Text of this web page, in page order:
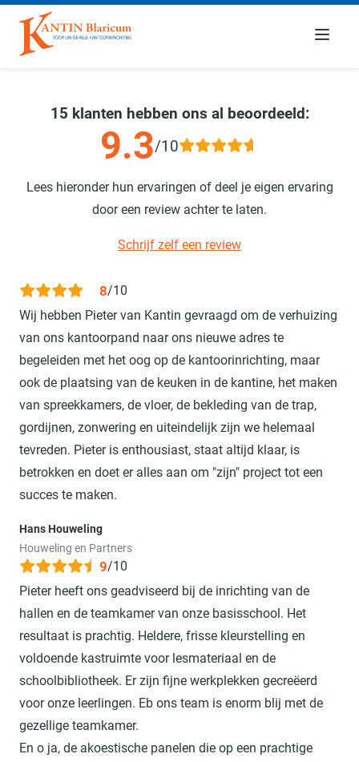
Menu
15 klanten hebben ons al beoordeeld:
9.3/10
Lees hieronder hun ervaringen of deel je eigen ervaring
door een review achter te laten.
Schrijf zelf een review
8/10
Wij hebben Pieter van Kantin gevraagd om de verhuizing
van ons kantoorpand naar ons nieuwe adres te
begeleiden met het oog op de kantoorinrichting, maar
ook de plaatsing van de keuken in de kantine, het maken
van spreekkamers, de vloer, de bekleding van de trap,
gordijnen, zonwering en uiteindelijk zijn we helemaal
tevreden. Pieter is enthousiast, staat altijd klaar, is
betrokken en doet er alles aan om "zijn" project tot een
succes te maken.
Hans Houweling
Houweling en Partners
9/10
Pieter heeft ons geadviseerd bij de inrichting van de
hallen en de teamkamer van onze basisschool. Het
resultaat is prachtig. Heldere, frisse kleurstelling en
voldoende kastruimte voor lesmateriaal en de
schoolbibliotheek. Er zijn fijne werkplekken gecreëerd
voor onze leerlingen. Eb ons team is enorm blij met de
gezellige teamkamer.
En o ja, de akoestische panelen die op een prachtige